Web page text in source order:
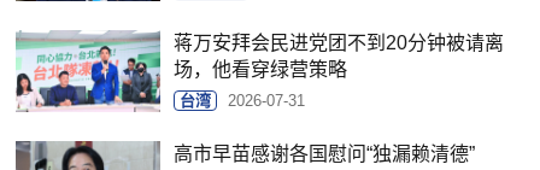
蒋万安拜会民进党团不到20分钟被请离
场，他看穿绿营策略
台湾 2026-07-31
高市早苗感谢各国慰问“独漏赖清德”